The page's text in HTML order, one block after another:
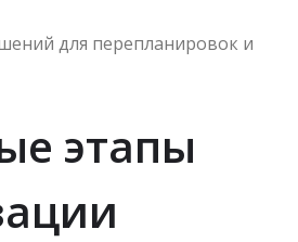
для перепланировок и
этапы